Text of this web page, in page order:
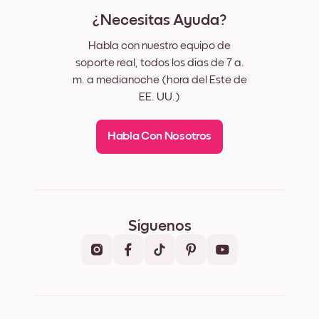
¿Necesitas Ayuda?
Habla con nuestro equipo de
soporte real, todos los días de 7 a.
m. a medianoche (hora del Este de
EE. UU.)
Habla Con Nosotros
Síguenos